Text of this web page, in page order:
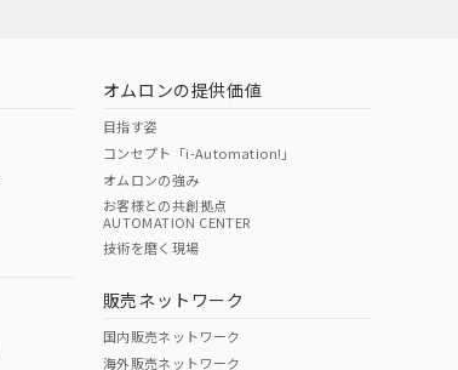
O
オムロンの提供価値
目指す姿
コンセプト「i-Automation!」
オムロンの強み
お客様との共創拠点
AUTOMATION CENTER
技術を磨く現場
販売ネットワーク
国内販売ネットワーク
海外販売ネットワーク